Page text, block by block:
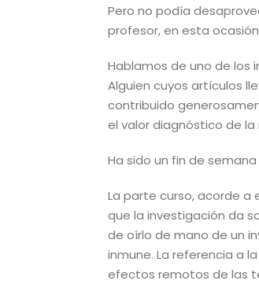
Pero no podía
profesor, en esta
Hablamos de uno de los
Alguien cuyos artículos
contribuido
el valor diagnóstico de la
Ha sido un fin de
La parte curso, acorde
que la investigación da
de oírlo de mano de un
inmune. La referencia a
efectos remotos de las